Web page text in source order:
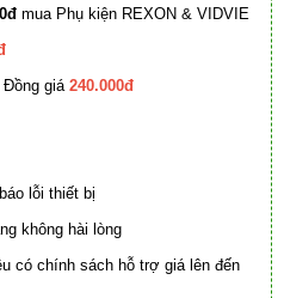
mua Phụ kiện REXON & VIDVIE
Đồng giá 240.000đ
lỗi thiết bị
không hài lòng
có chính sách hỗ trợ giá lên đến